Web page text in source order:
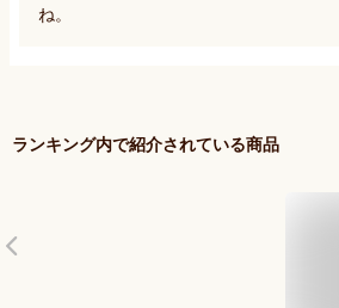
ね。
ランキング内で紹介されている商品